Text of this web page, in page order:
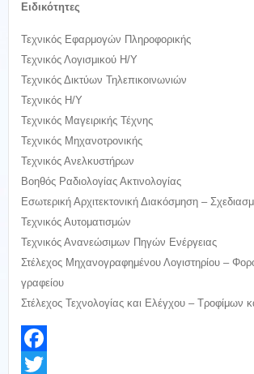
Ειδικότητες
Τεχνικός Εφαρμογών Πληροφορικής
Τεχνικός Λογισμικού Η/Υ
Τεχνικός Δικτύων Τηλεπικοινωνιών
Τεχνικός Η/Υ
Τεχνικός Μαγειρικής Τέχνης
Τεχνικός Μηχανοτρονικής
Τεχνικός Ανελκυστήρων
Βοηθός Ραδιολογίας Ακτινολογίας
Εσωτερική Αρχιτεκτονική Διακόσμηση –
Τεχνικός Αυτοματισμών
Τεχνικός Ανανεώσιμων Πηγών Ενέργειας
Στέλεχος Μηχανογραφημένου Λογιστηρίου –
γραφείου
Στέλεχος Τεχνολογίας και Ελέγχου – Τροφίμων
Facebook